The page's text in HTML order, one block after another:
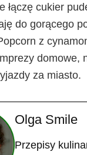
łączę cukier
do gorącego
z
domowe,
za miasto.
Olga Smile
Przepisy